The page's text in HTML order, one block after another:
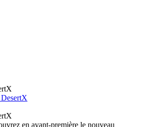
DesertX
en avant-première le nouveau